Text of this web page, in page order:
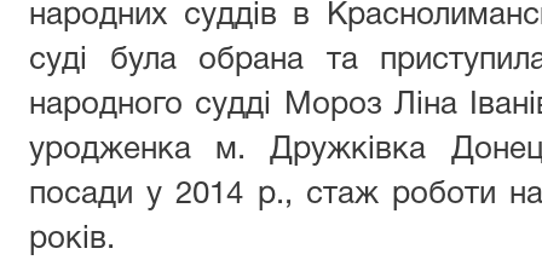
народних суддів в
суді була обрана та
народного судді Мороз Ліна
уродженка м. Дружківка
посади у 2014 р., стаж роботи
років.